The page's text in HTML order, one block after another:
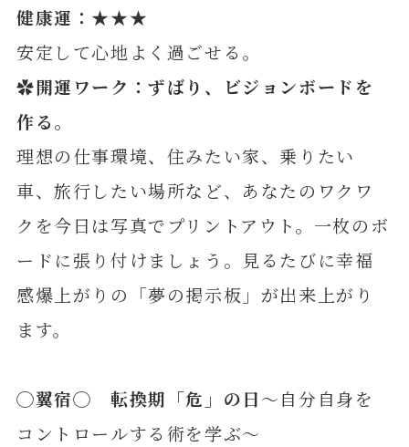
健康運：★★★
安定して心地よく過ごせる。
✿開運ワーク：ずばり、ビジョンボードを
作る。
理想の仕事環境、住みたい家、乗りたい
車、旅行したい場所など、あなたのワクワ
クを今日は写真でプリントアウト。一枚のボ
ードに張り付けましょう。見るたびに幸福
感爆上がりの「夢の掲示板」が出来上がり
ます。
◯翼宿◯ 転換期「危」の日～自分自身を
コントロールする術を学ぶ～